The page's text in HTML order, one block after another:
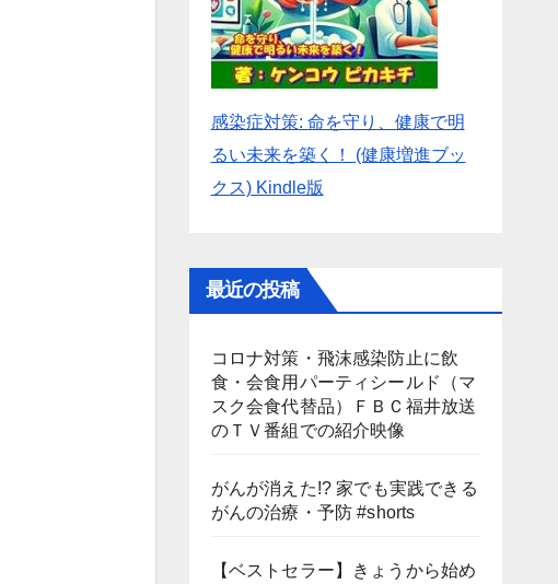
感染症対策: 命を守り、健康で明
るい未来を築く！ (健康増進ブッ
クス) Kindle版
最近の投稿
コロナ対策・飛沫感染防止に飲
食・会食用パーティシールド（マ
スク会食代替品）ＦＢＣ福井放送
のＴＶ番組での紹介映像
がんが消えた!? 家でも実践できる
がんの治療・予防 #shorts
【ベストセラー】きょうから始め